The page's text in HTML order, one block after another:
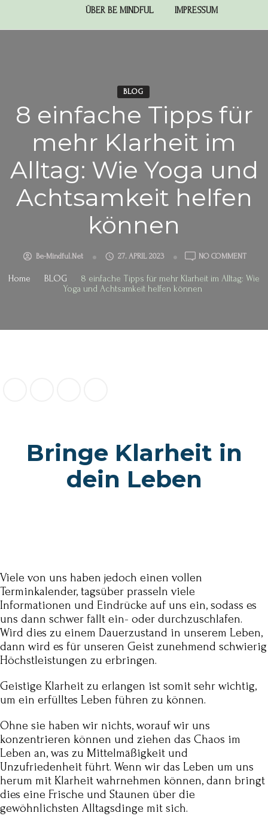
ÜBER BE MINDFUL IMPRESSUM
BLOG
8 einfache Tipps für
mehr Klarheit im
Alltag: Wie Yoga und
Achtsamkeit helfen
können
Be-Mindful.net 27. APRIL 2023 NO COMMENT
Home BLOG
8 einfache Tipps für mehr Klarheit im Alltag: Wie
Yoga und Achtsamkeit helfen können
Bringe Klarheit in
dein Leben
Viele von uns haben jedoch einen vollen
Terminkalender, tagsüber prasseln viele
Informationen und Eindrücke auf uns ein, sodass es
uns dann schwer fällt ein- oder durchzuschlafen.
Wird dies zu einem Dauerzustand in unserem Leben,
dann wird es für unseren Geist zunehmend schwierig
Höchstleistungen zu erbringen.
Geistige Klarheit zu erlangen ist somit sehr wichtig,
um ein erfülltes Leben führen zu können.
Ohne sie haben wir nichts, worauf wir uns
konzentrieren können und ziehen das Chaos im
Leben an, was zu Mittelmäßigkeit und
Unzufriedenheit führt. Wenn wir das Leben um uns
herum mit Klarheit wahrnehmen können, dann bringt
dies eine Frische und Staunen über die
gewöhnlichsten Alltagsdinge mit sich.